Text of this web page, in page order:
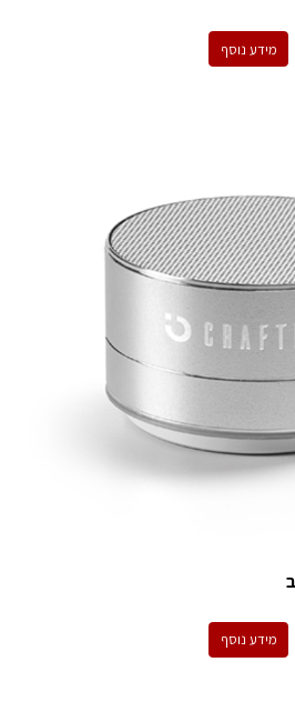
מידע נוסף
מידע נוסף